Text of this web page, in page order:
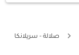
صلالة - سريلانكا